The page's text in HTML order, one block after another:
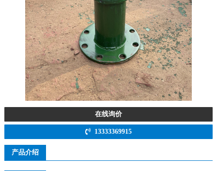
在线询价
13333369915
产品介绍